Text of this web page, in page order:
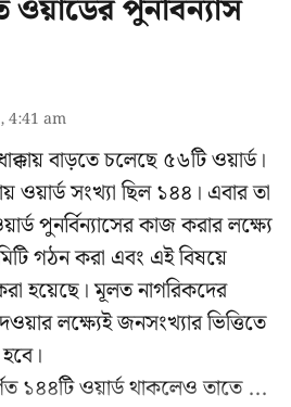
পুনর্বিন্যাস
4:41 am
বাড়তে চলেছে ৫৬টি ওয়ার্ড।
সংখ্যা ছিল ১৪৪। এবার তা
পুনর্বিন্যাসের কাজ করার লক্ষ্যে
গঠন করা এবং এই বিষয়ে
হয়েছে। মূলত নাগরিকদের
লক্ষ্যেই জনসংখ্যার ভিত্তিতে
১৪৪টি ওয়ার্ড থাকলেও তাতে ...